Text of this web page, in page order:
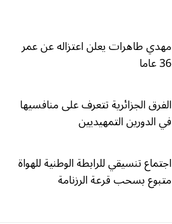
مهدي طاهرات يعلن اعتزاله عن عمر
36 عاما
الفرق الجزائرية تتعرف على منافسيها
في الدورين التمهيديين
اجتماع تنسيقي للرابطة الوطنية للهواة
متبوع بسحب قرعة الرزنامة